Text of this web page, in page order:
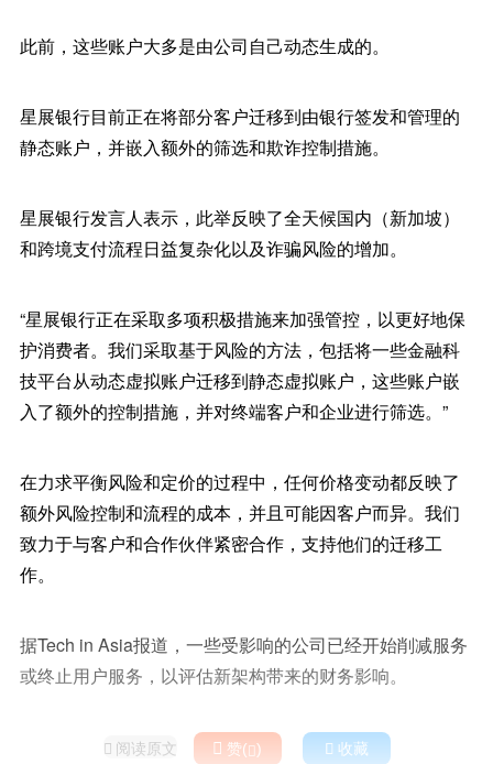
此前，这些账户大多是由公司自己动态生成的。
星展银行目前正在将部分客户迁移到由银行签发和管理的
静态账户，并嵌入额外的筛选和欺诈控制措施。
星展银行发言人表示，此举反映了全天候国内（新加坡）
和跨境支付流程日益复杂化以及诈骗风险的增加。
“星展银行正在采取多项积极措施来加强管控，以更好地保
护消费者。我们采取基于风险的方法，包括将一些金融科
技平台从动态虚拟账户迁移到静态虚拟账户，这些账户嵌
入了额外的控制措施，并对终端客户和企业进行筛选。”
在力求平衡风险和定价的过程中，任何价格变动都反映了
额外风险控制和流程的成本，并且可能因客户而异。我们
致力于与客户和合作伙伴紧密合作，支持他们的迁移工
作。
据Tech in Asia报道，一些受影响的公司已经开始削减服务
或终止用户服务，以评估新架构带来的财务影响。
 阅读原文  赞()  收藏